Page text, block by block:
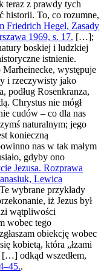
teraz z prawdy tych
historii. To, co rozumne,
Friedrich Hegel, Zasady
1969, s. 17. […];
boskiej i ludzkiej
istnienie.
Marheinecke, występuje
i rzeczywisty jako
podług Rosenkranza,
Chrystus nie mógł
cudów – co dla nas
naturalnym; jego
konieczną
nas w tak małym
gdyby ono
Jezusa. Rozprawa
Lewica
wybrane przykłady
iż Jezus był
wątpliwości
wobec tego
obiekcję wobec
kobietą, która „łzami
[…] odkąd wszedłem,
.